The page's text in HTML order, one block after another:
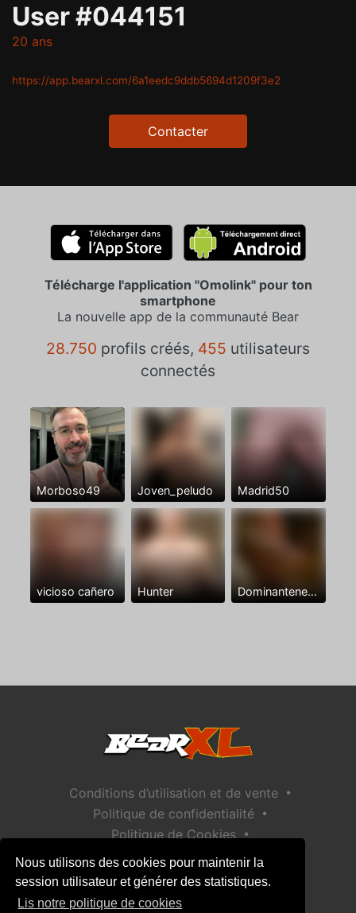
Nous utilisons des cookies pour maintenir la
session utilisateur et générer des statistiques.
Lis notre politique de cookies
User #044151
20 ans
https://app.bearxl.com/6a1eedc9ddb5694d1209f3e2
Contacter
Télécharge l'application "Omolink" pour ton
smartphone
La nouvelle app de la communauté Bear
28.750 profils créés, 455 utilisateurs
connectés
Morboso49 Joven_peludo Madrid50
vicioso cañero Hunter Dominantenegro ya
Conditions d’utilisation et de vente •
Politique de confidentialité •
Politique de Cookies •
Politique de sécurité des enfants
Aide / Contact